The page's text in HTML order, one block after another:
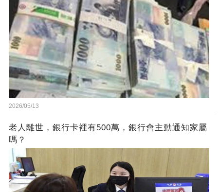
2026/05/13
老人離世，銀行卡裡有500萬，銀行會主動通知家屬
嗎？